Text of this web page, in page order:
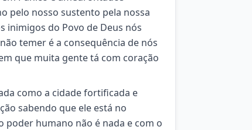
pelo nosso sustento pela nossa
inimigos do Povo de Deus nós
temer é a consequência de nós
que muita gente tá com coração
como a cidade fortificada e
sabendo que ele está no
poder humano não é nada e com o